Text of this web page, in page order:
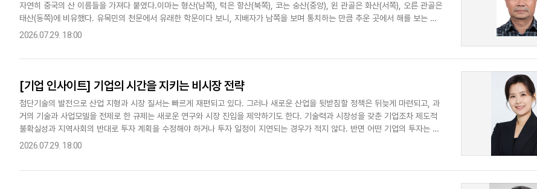
국방
보건·의학
부동산
호남
중동·아프리카
SNS
다국어뉴스 ENGLISH 中文 Tiếng Việt
자연히 중국의 산 이름들을 가져다 붙였다.이마는 형산(남쪽), 턱은 항산(북쪽), 코는 숭산(중앙), 왼 관골은 화산(서쪽), 오른 관골은
태산(동쪽)에 비유했다. 유목민의 천문에서 유래한 학문이다 보니, 지배자가 남쪽을 보며 통치하는 만큼 추운 곳에서 해를 보는 방
향으로 좌정한다. 회사 이사회를 주재하..
2026.07.29. 18:00
[기업 인사이트] 기업의 시간을 지키는 비시장 전략
첨단기술의 발전으로 산업 지형과 시장 질서는 빠르게 재편되고 있다. 그러나 새로운 산업을 뒷받침할 정책은 뒤늦게 마련되고, 과
거의 기술과 사업모델을 전제로 한 규제는 새로운 연구와 시장 진입을 제약하기도 한다. 기술력과 시장성을 갖춘 기업조차 제도적
불확실성과 지역사회의 반대로 투자 계획을 수정해야 하거나 투자 일정이 지연되는 경우가 적지 않다. 반면 어떤 기업의 투자는 지
역 인재를 키우고 혁신의 기반이 된다. 이런 대조적인 결과는 비시장 환경..
2026.07.29. 18:00